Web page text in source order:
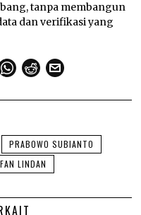
tanpa membangun
dan verifikasi yang
PRABOWO SUBIANTO
LINDAN